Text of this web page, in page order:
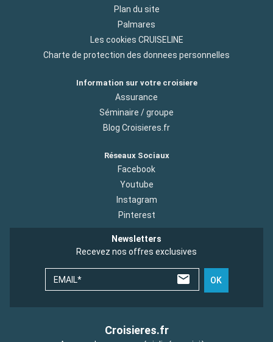
Plan du site
Palmares
Les cookies CRUISELINE
Charte de protection des donnees personnelles
Information sur votre croisiere
Assurance
Séminaire / groupe
Blog Croisieres.fr
Réseaux Sociaux
Facebook
Youtube
Instagram
Pinterest
Newsletters
Recevez nos offres exclusives
EMAIL* OK
Croisieres.fr